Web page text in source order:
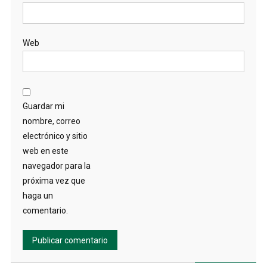
Web
Guardar mi
nombre, correo
electrónico y sitio
web en este
navegador para la
próxima vez que
haga un
comentario.